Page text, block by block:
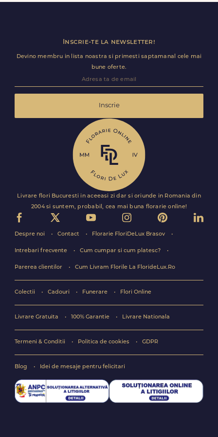
ramane optional si il poti personaliza.
Inscrie-te la newsletter!
Devino membru in lista noastra si primesti saptamanal cele mai
bune oferte.
Inscrie
Livrare flori Bucuresti in aceeasi zi dar si oriunde in Romania din
2004 si suntem, probabil, cea mai buna florarie online!
Despre noi Contact Florarie FloriDeLux Brasov
Intrebari frecvente Cum cumpar si cum platesc?
Parerea clientilor Cum Livram Florile La FlorideLux.Ro
Colectii Cadouri Funerare Flori Online
Livrare Gratuita 100% Garantie Livrare Nationala
Termeni & Conditii Politica de cookies GDPR
Blog Idei de mesaje pentru felicitari